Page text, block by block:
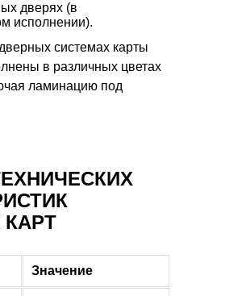
дверях (в
исполнении).
системах карты
в различных цветах
ламинацию под
Значение